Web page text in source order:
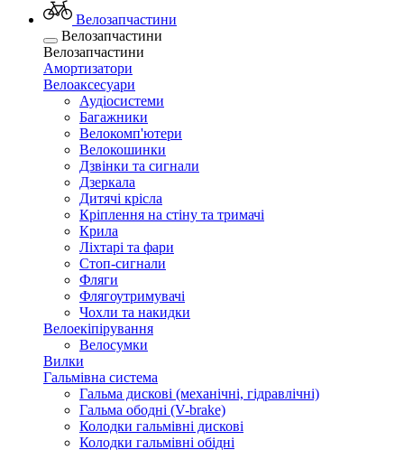
Велозапчастини
Велозапчастини
Велозапчастини
Амортизатори
Велоаксесуари
Аудіосистеми
Багажники
Велокомп'ютери
Велокошинки
Дзвінки та сигнали
Дзеркала
Дитячі крісла
Кріплення на стіну та тримачі
Крила
Ліхтарі та фари
Стоп-сигнали
Фляги
Флягоутримувачі
Чохли та накидки
Велоекіпірування
Велосумки
Вилки
Гальмівна система
Гальма дискові (механічні, гідравлічні)
Гальма ободні (V-brake)
Колодки гальмівні дискові
Колодки гальмівні обідні